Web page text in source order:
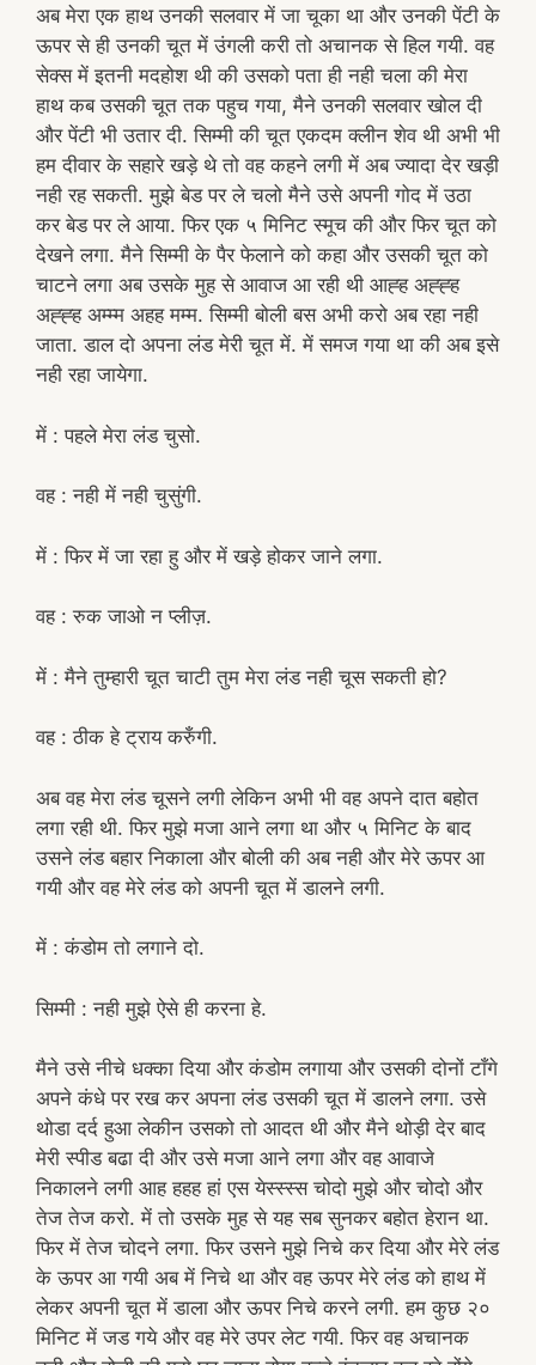
अब मेरा एक हाथ उनकी सलवार में जा चूका था और उनकी पेंटी के
ऊपर से ही उनकी चूत में उंगली करी तो अचानक से हिल गयी. वह
सेक्स में इतनी मदहोश थी की उसको पता ही नही चला की मेरा
हाथ कब उसकी चूत तक पहुच गया, मैने उनकी सलवार खोल दी
और पेंटी भी उतार दी. सिम्मी की चूत एकदम क्लीन शेव थी अभी भी
हम दीवार के सहारे खड़े थे तो वह कहने लगी में अब ज्यादा देर खड़ी
नही रह सकती. मुझे बेड पर ले चलो मैने उसे अपनी गोद में उठा
कर बेड पर ले आया. फिर एक ५ मिनिट स्मूच की और फिर चूत को
देखने लगा. मैने सिम्मी के पैर फेलाने को कहा और उसकी चूत को
चाटने लगा अब उसके मुह से आवाज आ रही थी आह्ह अह्ह्ह
अह्ह्ह अम्म्म अहह मम्म. सिम्मी बोली बस अभी करो अब रहा नही
जाता. डाल दो अपना लंड मेरी चूत में. में समज गया था की अब इसे
नही रहा जायेगा.
में : पहले मेरा लंड चुसो.
वह : नही में नही चुसुंगी.
में : फिर में जा रहा हु और में खड़े होकर जाने लगा.
वह : रुक जाओ न प्लीज़.
में : मैने तुम्हारी चूत चाटी तुम मेरा लंड नही चूस सकती हो?
वह : ठीक हे ट्राय करुँगी.
अब वह मेरा लंड चूसने लगी लेकिन अभी भी वह अपने दात बहोत
लगा रही थी. फिर मुझे मजा आने लगा था और ५ मिनिट के बाद
उसने लंड बहार निकाला और बोली की अब नही और मेरे ऊपर आ
गयी और वह मेरे लंड को अपनी चूत में डालने लगी.
में : कंडोम तो लगाने दो.
सिम्मी : नही मुझे ऐसे ही करना हे.
मैने उसे नीचे धक्का दिया और कंडोम लगाया और उसकी दोनों टाँगे
अपने कंधे पर रख कर अपना लंड उसकी चूत में डालने लगा. उसे
थोडा दर्द हुआ लेकीन उसको तो आदत थी और मैने थोड़ी देर बाद
मेरी स्पीड बढा दी और उसे मजा आने लगा और वह आवाजे
निकालने लगी आह हहह हां एस येस्स्स्स चोदो मुझे और चोदो और
तेज तेज करो. में तो उसके मुह से यह सब सुनकर बहोत हेरान था.
फिर में तेज चोदने लगा. फिर उसने मुझे निचे कर दिया और मेरे लंड
के ऊपर आ गयी अब में निचे था और वह ऊपर मेरे लंड को हाथ में
लेकर अपनी चूत में डाला और ऊपर निचे करने लगी. हम कुछ २०
मिनिट में जड गये और वह मेरे उपर लेट गयी. फिर वह अचानक